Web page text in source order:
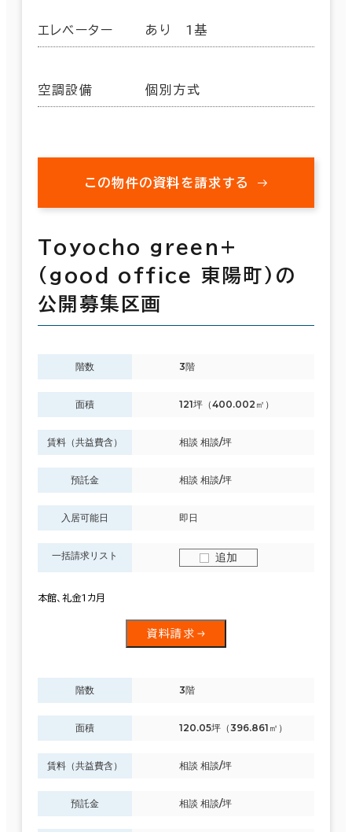
エレベーター あり 1基
空調設備 個別方式
この物件の資料を請求する
Toyocho green+
(good office 東陽町)の
公開募集区画
階数 3階
面積 121坪（400.002㎡）
賃料（共益費含） 相談 相談/坪
預託金 相談 相談/坪
入居可能日 即日
一括請求リスト 追加
本館、礼金1カ月
資料請求
階数 3階
面積 120.05坪（396.861㎡）
賃料（共益費含） 相談 相談/坪
預託金 相談 相談/坪